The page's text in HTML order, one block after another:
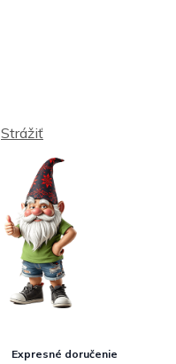
Strážiť
Expresné doručenie